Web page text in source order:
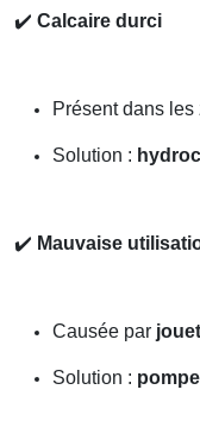
✔️ Calcaire durci
Présent dans les
Solution :
✔️ Mauvaise
Causée par
Solution :